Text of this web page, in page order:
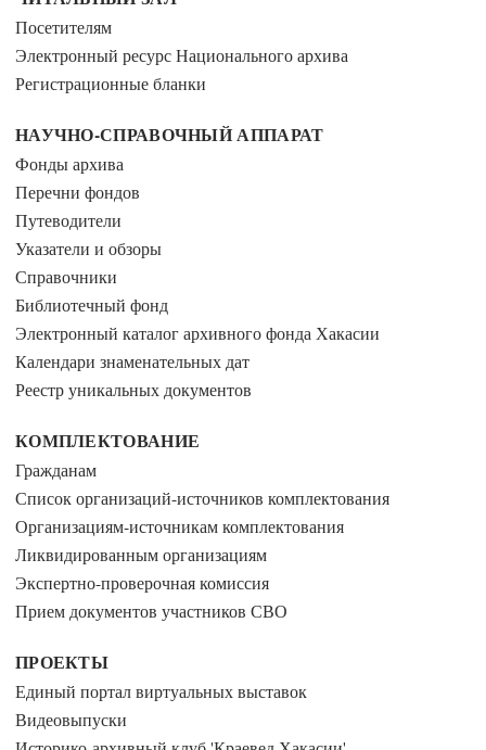
Посетителям
Электронный ресурс Национального архива
Регистрационные бланки
НАУЧНО-СПРАВОЧНЫЙ АППАРАТ
Фонды архива
Перечни фондов
Путеводители
Указатели и обзоры
Справочники
Библиотечный фонд
Электронный каталог архивного фонда Хакасии
Календари знаменательных дат
Реестр уникальных документов
КОМПЛЕКТОВАНИЕ
Гражданам
Список организаций-источников комплектования
Организациям-источникам комплектования
Ликвидированным организациям
Экспертно-проверочная комиссия
Прием документов участников СВО
ПРОЕКТЫ
Единый портал виртуальных выставок
Видеовыпуски